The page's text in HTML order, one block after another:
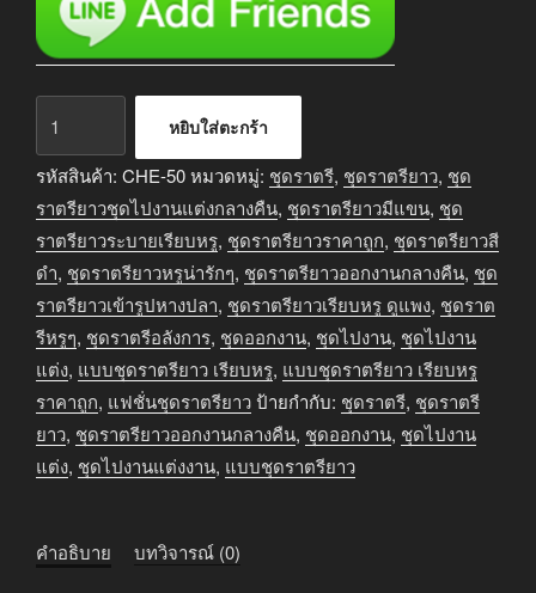
ชุด
ราตรี
ยาว
ออกงาน
กลาง
คืน
สีดำ
ชิ้น
หยิบใส่ตะกร้า
รหัสสินค้า: CHE-50หมวดหมู่: ชุดราตรี, ชุดราตรียาว, ชุด
ราตรียาวชุดไปงานแต่งกลางคืน, ชุดราตรียาวมีแขน, ชุด
ราตรียาวระบายเรียบหรู, ชุดราตรียาวราคาถูก, ชุดราตรียาวสี
ดำ, ชุดราตรียาวหรูน่ารักๆ, ชุดราตรียาวออกงานกลางคืน, ชุด
ราตรียาวเข้ารูปหางปลา, ชุดราตรียาวเรียบหรู ดูแพง, ชุดราต
รีหรูๆ, ชุดราตรีอลังการ, ชุดออกงาน, ชุดไปงาน, ชุดไปงาน
แต่ง, แบบชุดราตรียาว เรียบหรู, แบบชุดราตรียาว เรียบหรู
ราคาถูก, แฟชั่นชุดราตรียาวป้ายกำกับ: ชุดราตรี, ชุดราตรี
ยาว, ชุดราตรียาวออกงานกลางคืน, ชุดออกงาน, ชุดไปงาน
แต่ง, ชุดไปงานแต่งงาน, แบบชุดราตรียาว
คำอธิบาย บทวิจารณ์ (0)